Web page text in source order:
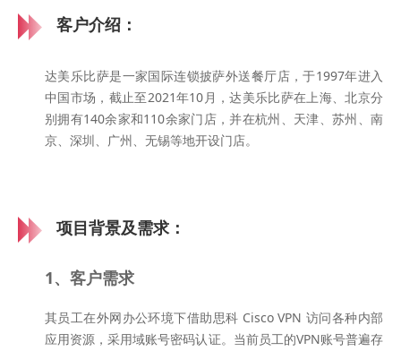
客户介绍：
达美乐比萨是一家国际连锁披萨外送餐厅店，于1997年进入
中国市场，截止至2021年10月，达美乐比萨在上海、北京分
别拥有140余家和110余家门店，并在杭州、天津、苏州、南
京、深圳、广州、无锡等地开设门店。
项目背景及需求：
1、客户需求
其员工在外网办公环境下借助思科 Cisco VPN 访问各种内部
应用资源，采用域账号密码认证。当前员工的VPN账号普遍存